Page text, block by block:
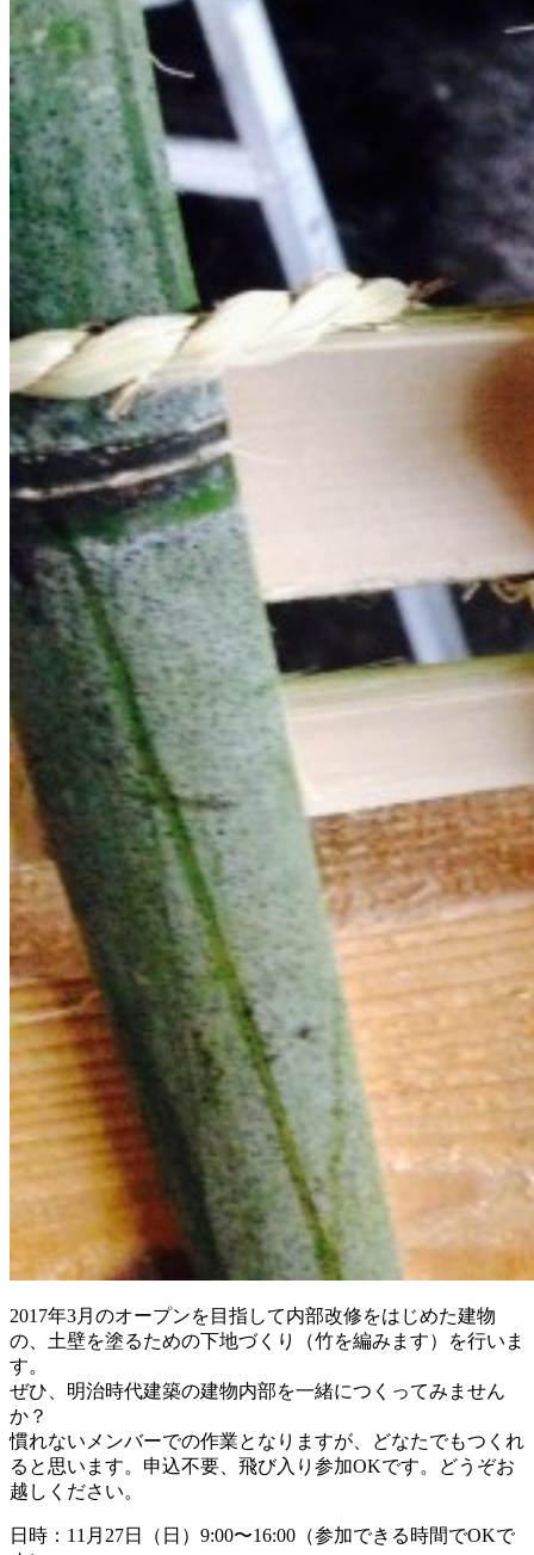
2017年3月のオープンを目指して内部改修をはじめた建物
の、土壁を塗るための下地づくり（竹を編みます）を行いま
す。
ぜひ、明治時代建築の建物内部を一緒につくってみません
か？
慣れないメンバーでの作業となりますが、どなたでもつく れ
ると思います。申込不要、飛び入り参加OKです。どう ぞお
越しください。
日時：11月27日（日）9:00〜16:00（参加できる時間でOKで